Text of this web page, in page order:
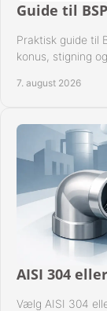
BESPÆNDING,
MATERIEL
Guide til
Praktisk guide til
konus, stigning
7. august 2026
AISI 304
Vælg AISI 304